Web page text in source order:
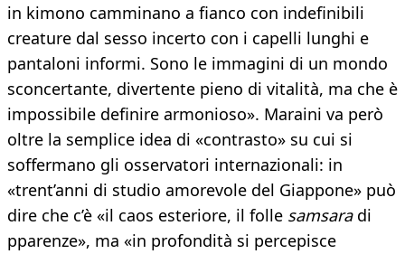
in kimono camminano a fianco con indefinibili
creature dal sesso incerto con i capelli lunghi e
pantaloni informi. Sono le immagini di un mondo
sconcertante, divertente pieno di vitalità, ma che è
impossibile definire armonioso». Maraini va però
oltre la semplice idea di «contrasto» su cui si
soffermano gli osservatori internazionali: in
«trent’anni di studio amorevole del Giappone» può
dire che c’è «il caos esteriore, il folle samsara di
pparenze», ma «in profondità si percepisce